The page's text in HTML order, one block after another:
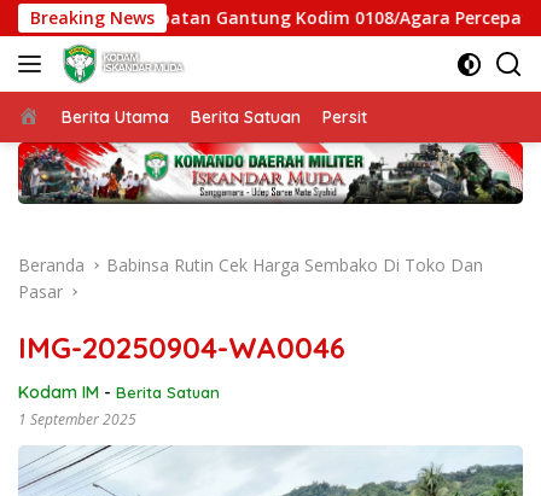
Langsung
ke
konten
Breaking News
Satgas Jembatan Gantung Kodim 0108/Agara Percepat
Beranda
Berita Utama Berita Satuan Persit
Beranda
Babinsa Rutin Cek Harga Sembako Di Toko Dan
Pasar
IMG-20250904-WA0046
Kodam IM - Berita Satuan
1 September 2025